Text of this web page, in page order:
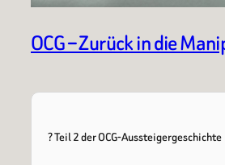
OCG – Zurück in die
? Teil 2 der OCG-Aussteigergeschichte